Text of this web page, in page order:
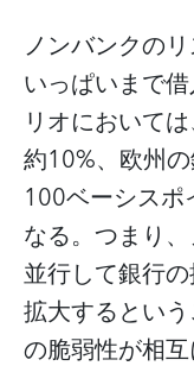
ノンバンクの
いっぱいまで
リオにおいて
約10%、欧州
100ベーシス
なる。つまり
並行して銀行
拡大するとい
の脆弱性が相